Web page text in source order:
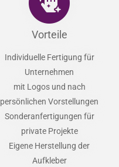
Vorteile
Individuelle Fertigung für
Unternehmen
mit Logos und nach
persönlichen Vorstellungen
Sonderanfertigungen für
private Projekte
Eigene Herstellung der
Aufkleber